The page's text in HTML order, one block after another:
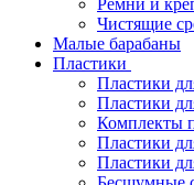
Ремни и
Чистящие
Малые барабаны
Пластики
Пластики
Пластики
Комплекты
Пластики
Пластики